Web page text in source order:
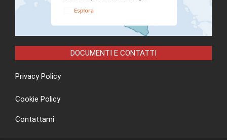
DOCUMENTI E CONTATTI
Privacy Policy
Cookie Policy
Contattami